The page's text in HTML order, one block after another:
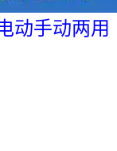
动手动两用